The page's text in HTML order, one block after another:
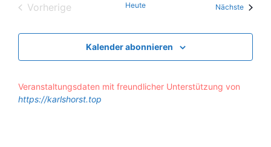
t
m
ä
l
e
Vorherige
Heute Nächste
Kalender abonnieren
Veranstaltungsdaten mit freundlicher Unterstützung von
https://karlshorst.top